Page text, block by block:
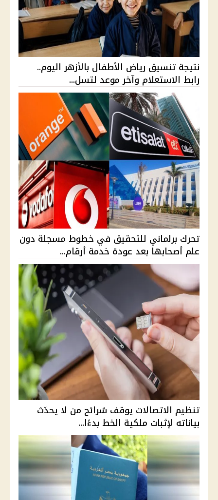
نتيجة تنسيق رياض الأطفال بالأزهر اليوم..
رابط الاستعلام وآخر موعد لتسل...
تحرك برلماني للتحقيق في خطوط مسجلة دون
علم أصحابها بعد عودة خدمة أرقام...
تنظيم الاتصالات يوقف شرائح من لا يحدّث
بياناته لإثبات ملكية الخط بدءًا...